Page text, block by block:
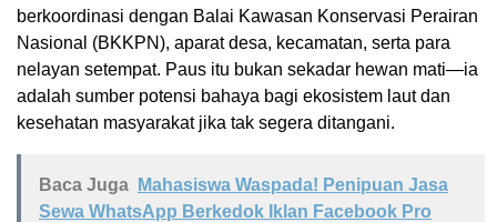
berkoordinasi dengan Balai Kawasan Konservasi Perairan
Nasional (BKKPN), aparat desa, kecamatan, serta para
nelayan setempat. Paus itu bukan sekadar hewan mati—ia
adalah sumber potensi bahaya bagi ekosistem laut dan
kesehatan masyarakat jika tak segera ditangani.
Baca Juga
Mahasiswa Waspada! Penipuan Jasa
Sewa WhatsApp Berkedok Iklan Facebook Pro